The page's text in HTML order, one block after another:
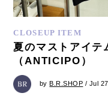
CLOSEUP ITEM
夏のマストアイテ
（ANTICIPO）
byB.R.SHOP / Jul